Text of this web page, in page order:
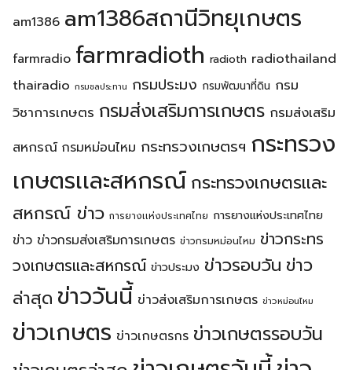
am1386 am1386สถานีวิทยุเกษตร
farmradio farmradioth radioth radiothailand
thairadio กรมชลประทาน กรมประมง กรมพัฒนาที่ดิน กรม
วิชาการเกษตร กรมส่งเสริมการเกษตร กรมส่งเสริม
สหกรณ์ กรมหม่อนไหม กระทรวงเกษตรฯ กระทรวง
เกษตรเเละสหกรณ์ กระทรวงเกษตรเเละ
สหกรณ์ ข่าว การยางเเห่งประเทศไทย การยางแห่งประเทศไทย
ข่าว ข่าวกรมส่งเสริมการเกษตร ข่าวกรมหม่อนไหม ข่าวกระทร
วงเกษตรเเละสหกรณ์ ข่าวประมง ข่าวรอบวัน ข่าว
ล่าสุด ข่าววันนี้ ข่าวส่งเสริมการเกษตร ข่าวหม่อนไหม
ข่าวเกษตร ข่าวเกษตรกร ข่าวเกษตรรอบวัน